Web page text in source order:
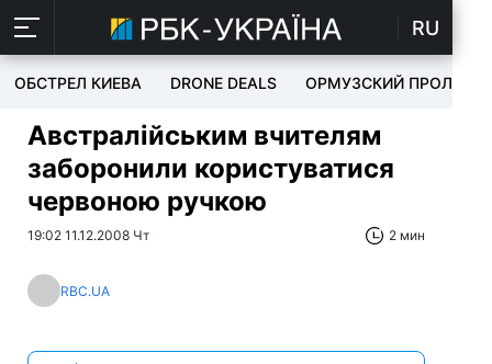
RU
ОБСТРЕЛ КИЕВА DRONE DEALS ОРМУЗСКИЙ ПРОЛИВ
Австралійським вчителям
заборонили користуватися
червоною ручкою
19:02 11.12.2008 Чт 2 мин
RBC.UA